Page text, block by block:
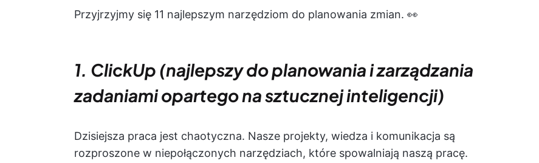
Przyjrzyjmy się 11 najlepszym narzędziom do planowania zmian. 👀
1. ClickUp (najlepszy do planowania i zarządzania
zadaniami opartego na sztucznej inteligencji)
Dzisiejsza praca jest chaotyczna. Nasze projekty, wiedza i komunikacja są
rozproszone w niepołączonych narzędziach, które spowalniają naszą pracę.